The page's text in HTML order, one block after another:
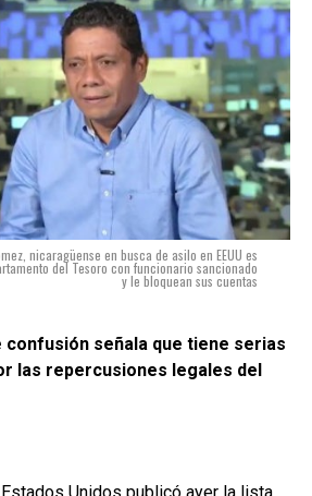
nicaragüense en busca de asilo en EEUU es
del Tesoro con funcionario sancionado
y le bloquean sus cuentas
confusión señala que tiene serias
las repercusiones legales del